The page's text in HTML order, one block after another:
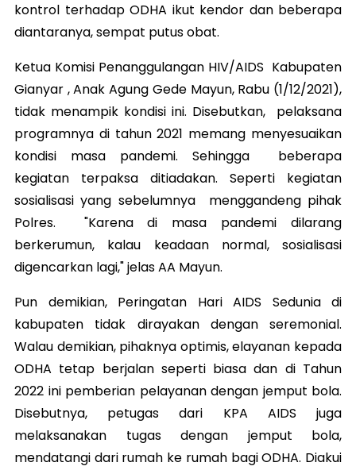
kontrol terhadap ODHA ikut kendor dan beberapa
diantaranya, sempat putus obat.
Ketua Komisi Penanggulangan HIV/AIDS Kabupaten
Gianyar , Anak Agung Gede Mayun, Rabu (1/12/2021),
tidak menampik kondisi ini. Disebutkan, pelaksana
programnya di tahun 2021 memang menyesuaikan
kondisi masa pandemi. Sehingga beberapa
kegiatan terpaksa ditiadakan. Seperti kegiatan
sosialisasi yang sebelumnya menggandeng pihak
Polres. "Karena di masa pandemi dilarang
berkerumun, kalau keadaan normal, sosialisasi
digencarkan lagi," jelas AA Mayun.
Pun demikian, Peringatan Hari AIDS Sedunia di
kabupaten tidak dirayakan dengan seremonial.
Walau demikian, pihaknya optimis, elayanan kepada
ODHA tetap berjalan seperti biasa dan di Tahun
2022 ini pemberian pelayanan dengan jemput bola.
Disebutnya, petugas dari KPA AIDS juga
melaksanakan tugas dengan jemput bola,
mendatangi dari rumah ke rumah bagi ODHA. Diakui